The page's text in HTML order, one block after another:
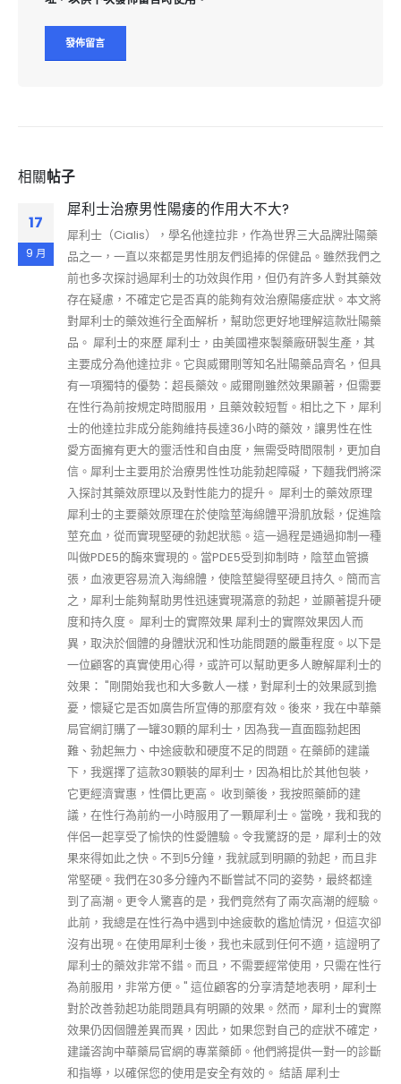
相關帖子
17
9 月
犀利士治療男性陽痿的作用大不大?
犀利士（Cialis），學名他達拉非，作為世界三大品牌壯陽藥
品之一，一直以來都是男性朋友們追捧的保健品。雖然我們之
前也多次探討過犀利士的功效與作用，但仍有許多人對其藥效
存在疑慮，不確定它是否真的能夠有效治療陽痿症狀。本文將
對犀利士的藥效進行全面解析，幫助您更好地理解這款壯陽藥
品。 犀利士的來歷 犀利士，由美國禮來製藥廠研製生產，其
主要成分為他達拉非。它與威爾剛等知名壯陽藥品齊名，但具
有一項獨特的優勢：超長藥效。威爾剛雖然效果顯著，但需要
在性行為前按規定時間服用，且藥效較短暫。相比之下，犀利
士的他達拉非成分能夠維持長達36小時的藥效，讓男性在性
愛方面擁有更大的靈活性和自由度，無需受時間限制，更加自
信。犀利士主要用於治療男性性功能勃起障礙，下麵我們將深
入探討其藥效原理以及對性能力的提升。 犀利士的藥效原理
犀利士的主要藥效原理在於使陰莖海綿體平滑肌放鬆，促進陰
莖充血，從而實現堅硬的勃起狀態。這一過程是通過抑制一種
叫做PDE5的酶來實現的。當PDE5受到抑制時，陰莖血管擴
張，血液更容易流入海綿體，使陰莖變得堅硬且持久。簡而言
之，犀利士能夠幫助男性迅速實現滿意的勃起，並顯著提升硬
度和持久度。 犀利士的實際效果 犀利士的實際效果因人而
異，取決於個體的身體狀況和性功能問題的嚴重程度。以下是
一位顧客的真實使用心得，或許可以幫助更多人瞭解犀利士的
效果： "剛開始我也和大多數人一樣，對犀利士的效果感到擔
憂，懷疑它是否如廣告所宣傳的那麼有效。後來，我在中華藥
局官網訂購了一罐30顆的犀利士，因為我一直面臨勃起困
難、勃起無力、中途疲軟和硬度不足的問題。在藥師的建議
下，我選擇了這款30顆裝的犀利士，因為相比於其他包裝，
它更經濟實惠，性價比更高。 收到藥後，我按照藥師的建
議，在性行為前約一小時服用了一顆犀利士。當晚，我和我的
伴侶一起享受了愉快的性愛體驗。令我驚訝的是，犀利士的效
果來得如此之快。不到5分鐘，我就感到明顯的勃起，而且非
常堅硬。我們在30多分鐘內不斷嘗試不同的姿勢，最終都達
到了高潮。更令人驚喜的是，我們竟然有了兩次高潮的經驗。
此前，我總是在性行為中遇到中途疲軟的尷尬情況，但這次卻
沒有出現。在使用犀利士後，我也未感到任何不適，這證明了
犀利士的藥效非常不錯。而且，不需要經常使用，只需在性行
為前服用，非常方便。" 這位顧客的分享清楚地表明，犀利士
對於改善勃起功能問題具有明顯的效果。然而，犀利士的實際
效果仍因個體差異而異，因此，如果您對自己的症狀不確定，
建議咨詢中華藥局官網的專業藥師。他們將提供一對一的診斷
和指導，以確保您的使用是安全有效的。 結語 犀利士